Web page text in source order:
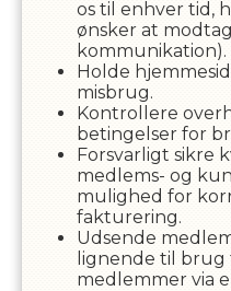
os til enhver tid,
ønsker at
kommunikation).
Holde
misbrug.
Kontrollere
betingelser for
Forsvarligt sikre
medlems- og
mulighed for
fakturering.
Udsende
lignende til brug
medlemmer via